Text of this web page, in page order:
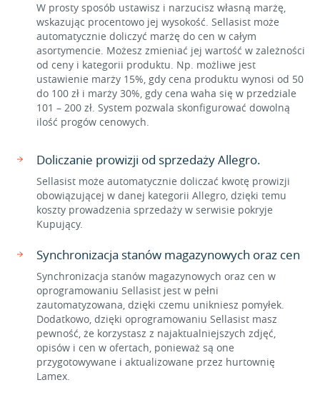
W prosty sposób ustawisz i narzucisz własną marżę,
wskazując procentowo jej wysokość. Sellasist może
automatycznie doliczyć marżę do cen w całym
asortymencie. Możesz zmieniać jej wartość w zależności
od ceny i kategorii produktu. Np. możliwe jest
ustawienie marży 15%, gdy cena produktu wynosi od 50
do 100 zł i marży 30%, gdy cena waha się w przedziale
101 – 200 zł. System pozwala skonfigurować dowolną
ilość progów cenowych.
Doliczanie prowizji od sprzedaży Allegro.
Sellasist może automatycznie doliczać kwotę prowizji
obowiązującej w danej kategorii Allegro, dzięki temu
koszty prowadzenia sprzedaży w serwisie pokryje
Kupujący.
Synchronizacja stanów magazynowych oraz cen
Synchronizacja stanów magazynowych oraz cen w
oprogramowaniu Sellasist jest w pełni
zautomatyzowana, dzięki czemu unikniesz pomyłek.
Dodatkowo, dzięki oprogramowaniu Sellasist masz
pewność, że korzystasz z najaktualniejszych zdjęć,
opisów i cen w ofertach, ponieważ są one
przygotowywane i aktualizowane przez hurtownię
Lamex.